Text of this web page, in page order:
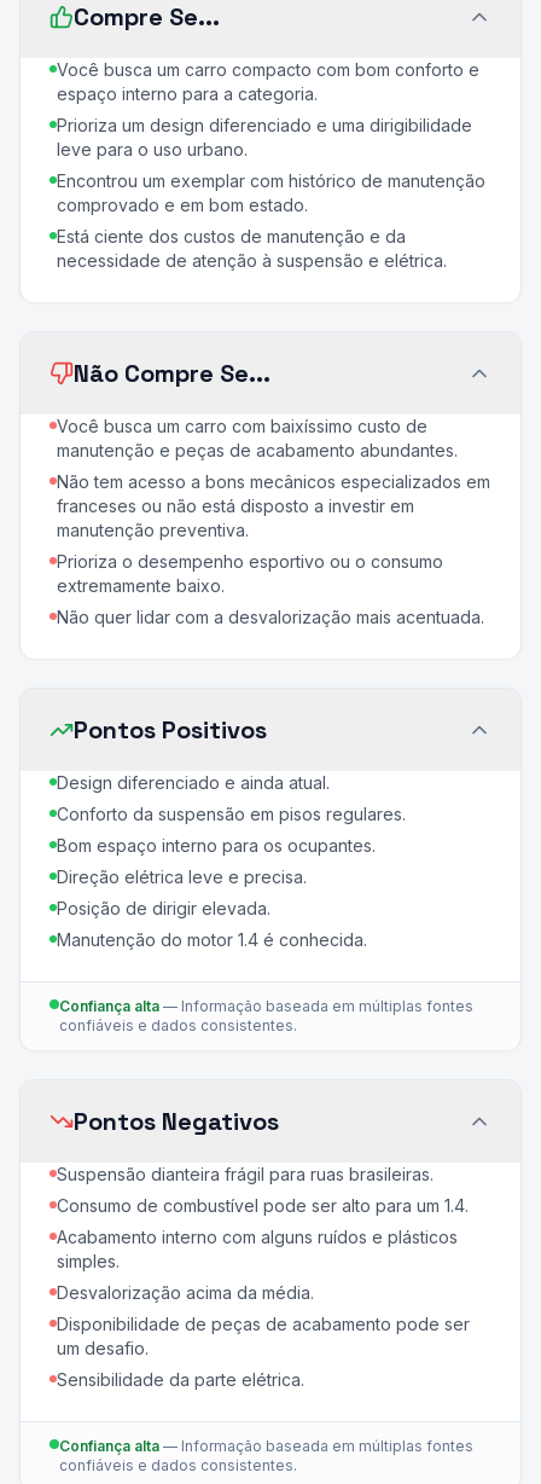
Compre Se...
Você busca um carro compacto com bom conforto e
espaço interno para a categoria.
Prioriza um design diferenciado e uma dirigibilidade
leve para o uso urbano.
Encontrou um exemplar com histórico de manutenção
comprovado e em bom estado.
Está ciente dos custos de manutenção e da
necessidade de atenção à suspensão e elétrica.
Não Compre Se...
Você busca um carro com baixíssimo custo de
manutenção e peças de acabamento abundantes.
Não tem acesso a bons mecânicos especializados em
franceses ou não está disposto a investir em
manutenção preventiva.
Prioriza o desempenho esportivo ou o consumo
extremamente baixo.
Não quer lidar com a desvalorização mais acentuada.
Pontos Positivos
Design diferenciado e ainda atual.
Conforto da suspensão em pisos regulares.
Bom espaço interno para os ocupantes.
Direção elétrica leve e precisa.
Posição de dirigir elevada.
Manutenção do motor 1.4 é conhecida.
Confiança alta — Informação baseada em múltiplas fontes
confiáveis e dados consistentes.
Pontos Negativos
Suspensão dianteira frágil para ruas brasileiras.
Consumo de combustível pode ser alto para um 1.4.
Acabamento interno com alguns ruídos e plásticos
simples.
Desvalorização acima da média.
Disponibilidade de peças de acabamento pode ser
um desafio.
Sensibilidade da parte elétrica.
Confiança alta — Informação baseada em múltiplas fontes
confiáveis e dados consistentes.